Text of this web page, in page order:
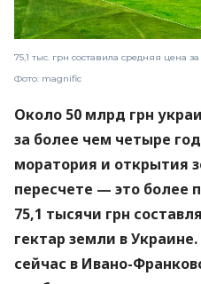
75,1 тыс. грн составила средняя цена
Фото: magnific
Около 50 млрд грн
за более чем четыре
моратория и открытия
пересчете — это более
75,1 тысячи грн
гектар земли в
сейчас в Ивано-